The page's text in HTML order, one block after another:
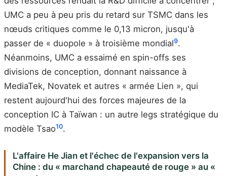
UMC a peu à peu pris du retard sur TSMC dans les
nœuds critiques comme le 0,13 micron, jusqu'à
passer de « duopole » à troisième mondial9.
Néanmoins, UMC a essaimé en spin-offs ses
divisions de conception, donnant naissance à
MediaTek, Novatek et autres « armée Lien », qui
restent aujourd'hui des forces majeures de la
conception IC à Taïwan : un autre legs stratégique du
modèle Tsao10.
L'affaire He Jian et l'échec de l'expansion vers la
Chine : du « marchand chapeauté de rouge » au «